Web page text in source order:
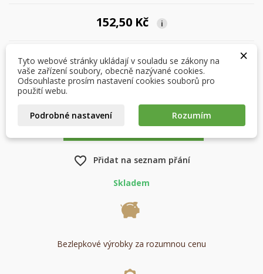
152,50 Kč i
Počet
PŘIDAT DO KOŠÍKU
favorite_border Přidat na seznam přání
Skladem
Bezlepkové výrobky za rozumnou cenu
Můj seznam přání
add_circle_outline Vytvořit nový seznam
Vytvořit seznam přání
Název seznamu přání
Zrušit Vytvořit seznam přání
Musíte být přihlášen, abyste si mohli výrobky uložit do
svého seznamu přání.
Přihlásit se
×
Tyto webové stránky ukládají v souladu se zákony na
vaše zařízení soubory, obecně nazývané cookies.
Odsouhlaste prosím nastavení cookies souborů pro
použití webu.
Podrobné nastavení Rozumím